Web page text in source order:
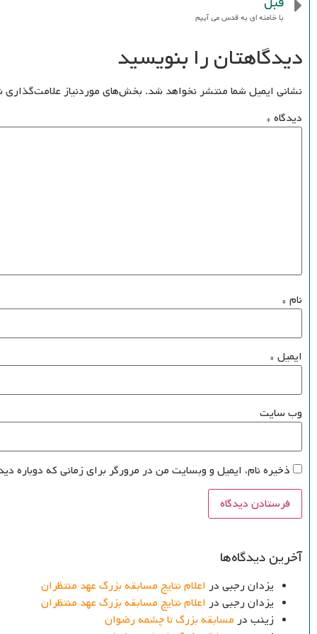
با خامنه ای به قدس می آییم
دیدگاهتان را بنویسید
نشانی ایمیل شما منتشر نخواهد شد. بخش‌های موردنیاز
دیدگاه *
نام *
ایمیل *
وب‌ سایت
ذخیره نام، ایمیل و وبسایت من در مرورگر برای زمانی که دوباره
آخرین دیدگاه‌ها
یزدان رجبی در اعلام نتایج مسابقه بزرگ عهد منتظران
یزدان رجبی در اعلام نتایج مسابقه بزرگ عهد منتظران
زینب در مسابقه بزرگ تا چشمه رضوان